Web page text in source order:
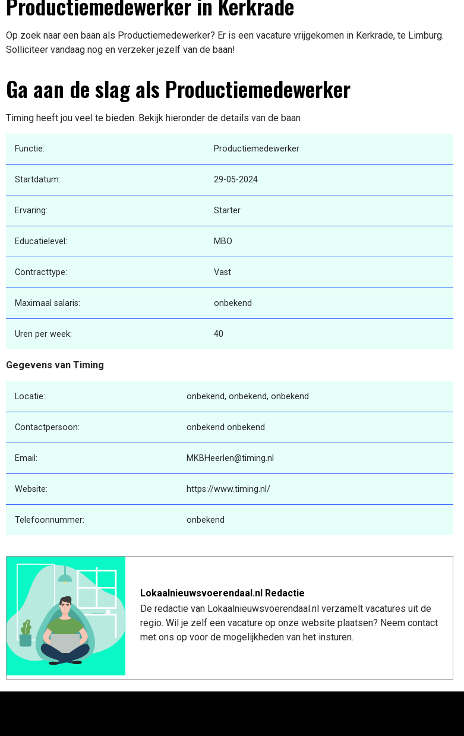
Op zoek naar een baan als Productiemedewerker? Er is een vacature vrijgekomen in Kerkrade, te Limburg.
Solliciteer vandaag nog en verzeker jezelf van de baan!
Ga aan de slag als Productiemedewerker
Timing heeft jou veel te bieden. Bekijk hieronder de details van de baan
Functie: Productiemedewerker
Startdatum: 29-05-2024
Ervaring: Starter
Educatielevel: MBO
Contracttype: Vast
Maximaal salaris: onbekend
Uren per week: 40
Gegevens van Timing
Locatie: onbekend, onbekend, onbekend
Contactpersoon: onbekend onbekend
Email: MKBHeerlen@timing.nl
Website: https://www.timing.nl/
Telefoonnummer: onbekend
Lokaalnieuwsvoerendaal.nl Redactie
De redactie van Lokaalnieuwsvoerendaal.nl verzamelt vacatures uit de
regio. Wil je zelf een vacature op onze website plaatsen? Neem contact
met ons op voor de mogelijkheden van het insturen.